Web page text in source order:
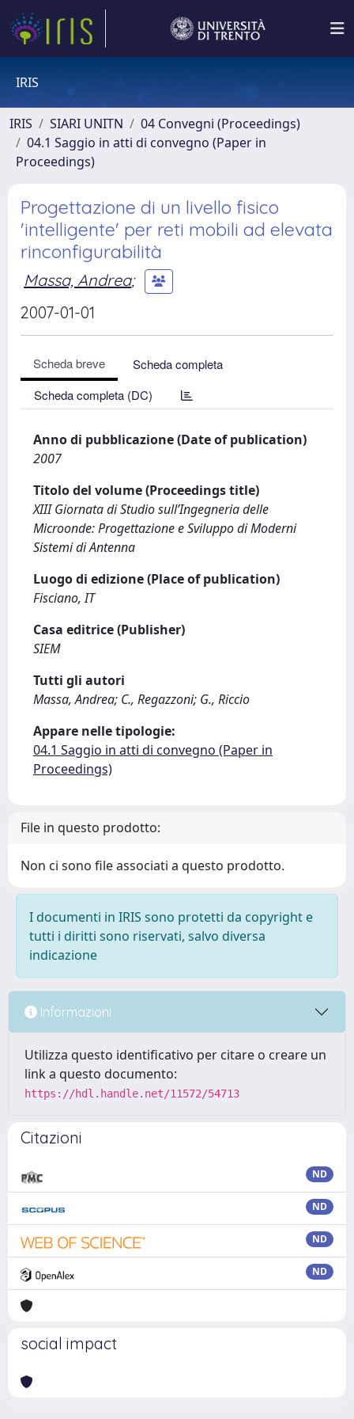
IRIS
IRIS SIARI UNITN
04 Convegni (Proceedings)
04.1 Saggio in atti di convegno (Paper in
Proceedings)
Progettazione di un livello fisico
'intelligente' per reti mobili ad elevata
rinconfigurabilità
Massa, Andrea;
2007-01-01
Scheda breve
Scheda completa
Scheda completa (DC)
Anno di pubblicazione (Date of publication)
2007
Titolo del volume (Proceedings title)
XIII Giornata di Studio sull’Ingegneria delle
Microonde: Progettazione e Sviluppo di Moderni
Sistemi di Antenna
Luogo di edizione (Place of publication)
Fisciano, IT
Casa editrice (Publisher)
SIEM
Tutti gli autori
Massa, Andrea; C., Regazzoni; G., Riccio
Appare nelle tipologie:
04.1 Saggio in atti di convegno (Paper in
Proceedings)
File in questo prodotto:
Non ci sono file associati a questo prodotto.
I documenti in IRIS sono protetti da copyright e
tutti i diritti sono riservati, salvo diversa
indicazione
Informazioni
Utilizza questo identificativo per citare o creare un
link a questo documento:
https://hdl.handle.net/11572/54713
Citazioni
ND
ND
ND
ND
social impact